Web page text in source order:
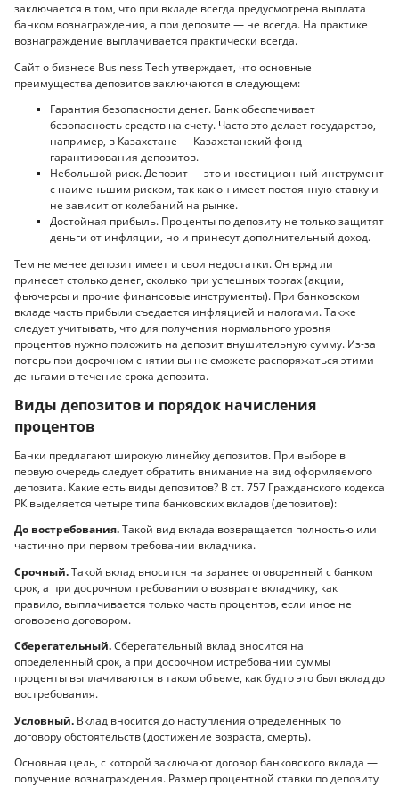
заключается в том, что при вкладе всегда предусмотрена выплата
банком вознаграждения, а при депозите — не всегда. На практике
вознаграждение выплачивается практически всегда.
Сайт о бизнесе Business Tech утверждает, что основные
преимущества депозитов заключаются в следующем:
Гарантия безопасности денег. Банк обеспечивает
безопасность средств на счету. Часто это делает государство,
например, в Казахстане — Казахстанский фонд
гарантирования депозитов.
Небольшой риск. Депозит — это инвестиционный инструмент
с наименьшим риском, так как он имеет постоянную ставку и
не зависит от колебаний на рынке.
Достойная прибыль. Проценты по депозиту не только защитят
деньги от инфляции, но и принесут дополнительный доход.
Тем не менее депозит имеет и свои недостатки. Он вряд ли
принесет столько денег, сколько при успешных торгах (акции,
фьючерсы и прочие финансовые инструменты). При банковском
вкладе часть прибыли съедается инфляцией и налогами. Также
следует учитывать, что для получения нормального уровня
процентов нужно положить на депозит внушительную сумму. Из-за
потерь при досрочном снятии вы не сможете распоряжаться этими
деньгами в течение срока депозита.
Виды депозитов и порядок начисления
процентов
Банки предлагают широкую линейку депозитов. При выборе в
первую очередь следует обратить внимание на вид оформляемого
депозита. Какие есть виды депозитов? В ст. 757 Гражданского кодекса
РК выделяется четыре типа банковских вкладов (депозитов):
До востребования.Такой вид вклада возвращается полностью или
частично при первом требовании вкладчика.
Срочный.Такой вклад вносится на заранее оговоренный с банком
срок, а при досрочном требовании о возврате вкладчику, как
правило, выплачивается только часть процентов, если иное не
оговорено договором.
Сберегательный.Сберегательный вклад вносится на
определенный срок, а при досрочном истребовании суммы
проценты выплачиваются в таком объеме, как будто это был вклад до
востребования.
Условный. Вклад вносится до наступления определенных по
договору обстоятельств (достижение возраста, смерть).
Основная цель, с которой заключают договор банковского вклада —
получение вознаграждения. Размер процентной ставки по депозиту